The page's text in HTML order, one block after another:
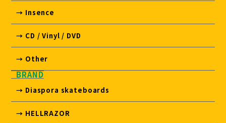
→ Insence
→ CD / Vinyl / DVD
→ Other
BRAND
→ Diaspora skateboards
→ HELLRAZOR